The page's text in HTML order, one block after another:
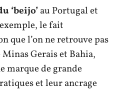
‘beijo’au Portugal et
le fait
que l’on ne retrouve pas
Minas Gerais et Bahia,
marque de grande
et leur ancrage